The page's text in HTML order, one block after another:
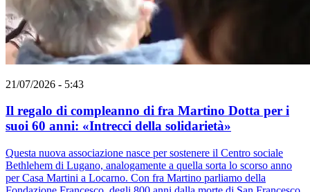
21/07/2026 - 5:43
Il regalo di compleanno di fra Martino Dotta per i
suoi 60 anni: «Intrecci della solidarietà»
Questa nuova associazione nasce per sostenere il Centro sociale
Bethlehem di Lugano, analogamente a quella sorta lo scorso anno
per Casa Martini a Locarno. Con fra Martino parliamo della